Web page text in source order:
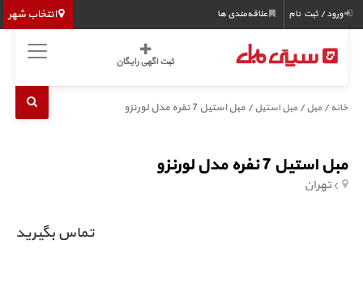
انتخاب شهر ورود / ثبت نام علاقه‌مندی ها
ثبت اگهی رایگان
خانه /مبل/مبل استیل/ مبل استیل 7 نفره مدل لورنزو
مبل استیل 7 نفره مدل لورنزو
تهران
تماس بگیرید